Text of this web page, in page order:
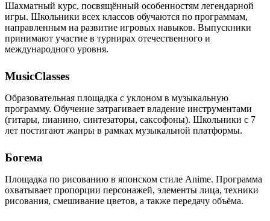
Шахматный курс, посвящённый особенностям легендарной
игры. Школьники всех классов обучаются по программам,
направленным на развитие игровых навыков. Выпускники
принимают участие в турнирах отечественного и
международного уровня.
MusicClasses
Образовательная площадка с уклоном в музыкальную
программу. Обучение затрагивает владение инструментами
(гитары, пианино, синтезаторы, саксофоны). Школьники с 7
лет постигают жанры в рамках музыкальной платформы.
Богема
Площадка по рисованию в японском стиле Anime. Программа
охватывает пропорции персонажей, элементы лица, техники
рисования, смешивание цветов, а также передачу объёма.